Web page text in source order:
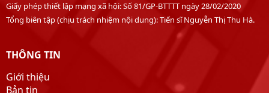
Giấy phép thiết lập mạng xã hội: Số 81/GP-BTTTT ngày 28/02/2020
Tổng biên tập (chịu trách nhiệm nội dung): Tiến sĩ Nguyễn Thị Thu Hà.
THÔNG TIN
Giới thiệu
Bản tin